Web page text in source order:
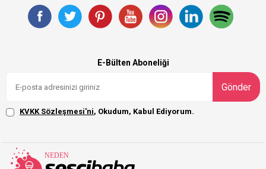
E-Bülten Aboneliği
Gönder
KVKK Sözleşmesi'ni, Okudum, Kabul Ediyorum.